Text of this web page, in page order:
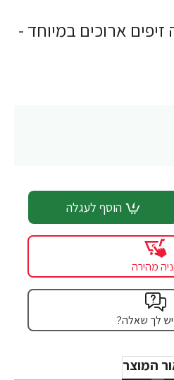
ארוכים במיוחד -
הוסף לעגלה
מהירה
לך שאלה?
המוצר